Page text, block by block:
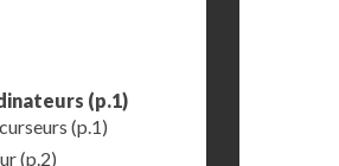
(p.1)
(p.1)
(p.2)